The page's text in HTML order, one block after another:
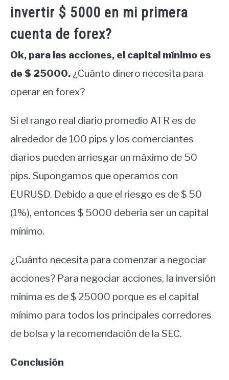
invertir $ 5000 en mi primera
cuenta de forex?
Ok, para las acciones, el capital mínimo es
de $ 25000. ¿Cuánto dinero necesita para
operar en forex?
Si el rango real diario promedio ATR es de
alrededor de 100 pips y los comerciantes
diarios pueden arriesgar un máximo de 50
pips. Supongamos que operamos con
EURUSD. Debido a que el riesgo es de $ 50
(1%), entonces $ 5000 debería ser un capital
mínimo.
¿Cuánto necesita para comenzar a negociar
acciones? Para negociar acciones, la inversión
mínima es de $ 25000 porque es el capital
mínimo para todos los principales corredores
de bolsa y la recomendación de la SEC.
Conclusión